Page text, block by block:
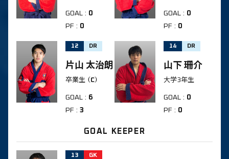
GOAL : 0
PF : 0
GOAL : 0
PF : 0
12 DR
片山 太治朗
卒業生 （C）
GOAL : 6
PF : 3
14 DR
山下 珊介
大学3年生
GOAL : 0
PF : 0
GOAL KEEPER
13 GK